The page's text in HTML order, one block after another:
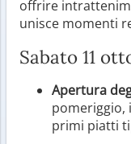
offrire
unisce momenti
Sabato 11
Apertura
pomeriggio,
primi piatti